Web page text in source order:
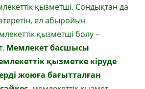
қызметші. Сондықтан да
ел абыройын
қызметші болу –
Мемлекет басшысы
қызметке кіруде
жоюға бағытталған